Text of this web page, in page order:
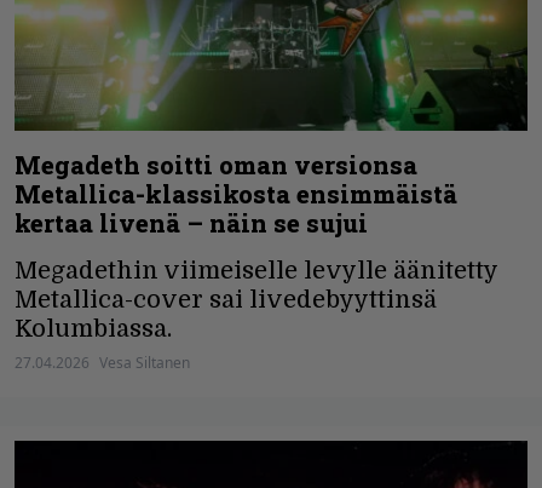
Megadeth soitti oman versionsa
Metallica-klassikosta ensimmäistä
kertaa livenä – näin se sujui
Megadethin viimeiselle levylle äänitetty
Metallica-cover sai livedebyyttinsä
Kolumbiassa.
27.04.2026 Vesa Siltanen